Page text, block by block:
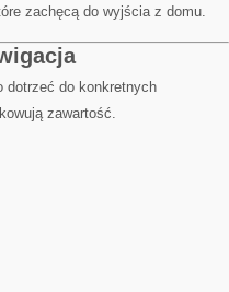
zachęcą do wyjścia z domu.
dotrzeć do konkretnych
zawartość.